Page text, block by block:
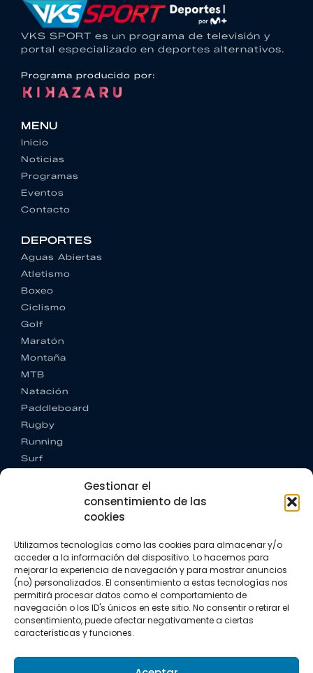
Gestionar el
consentimiento de las
cookies
Utilizamos tecnologías como las cookies para almacenar y/o
acceder a la información del dispositivo. Lo hacemos para
mejorar la experiencia de navegación y para mostrar anuncios
(no) personalizados. El consentimiento a estas tecnologías nos
permitirá procesar datos como el comportamiento de
navegación o los ID's únicos en este sitio. No consentir o retirar el
consentimiento, puede afectar negativamente a ciertas
características y funciones.
VKS SPORT es un programa de televisión y
portal especializado en deportes alternativos.
Programa producido por:
MENU
Inicio
Noticias
Programas
Eventos
Contacto
DEPORTES
Aguas Abiertas
Atletismo
Boxeo
Ciclismo
Golf
Maratón
Montaña
MTB
Natación
Paddleboard
Rugby
Running
Surf
CONTACTO
+34 662 342 177
info@vkssport.com
SÍGUENOS